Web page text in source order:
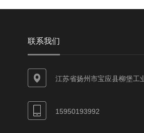
联系我们
江苏省扬州市宝应县柳堡工
15950193992